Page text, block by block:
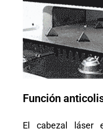
Función
El cabezal láser